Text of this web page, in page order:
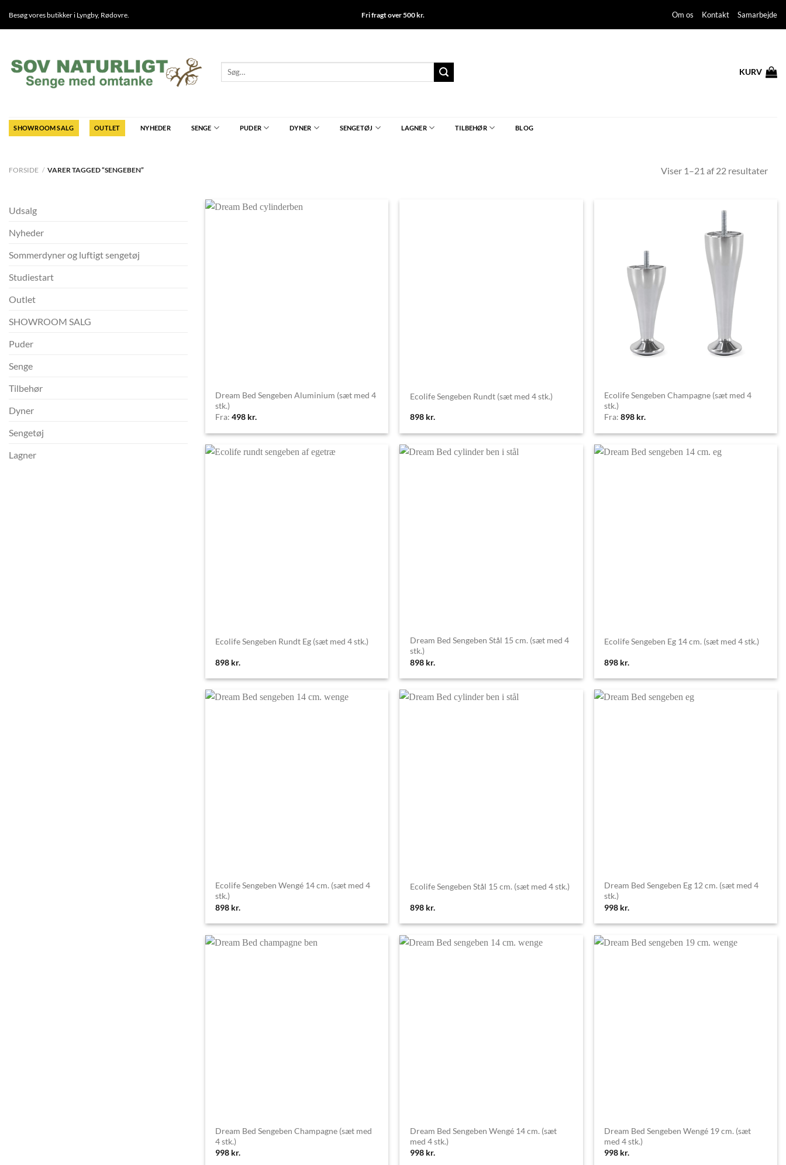
Besøg vores butikker i Lyngby, Rødovre Fri fragt over 500 kr. Om os Kontakt Samarbejde
Søg
efter:
KURV
SHOWROOM SALG OUTLET NYHEDER SENGE PUDER DYNER SENGETØJ LAGNER TILBEHØR BLOG
FORSIDE / VARER TAGGED “SENGEBEN” Viser 1–21 af 22 resultater
Udsalg
Nyheder
Sommerdyner og luftigt sengetøj
Studiestart
Outlet
SHOWROOM SALG
Puder
Senge
Tilbehør
Dyner
Sengetøj
Lagner
Dream Bed Sengeben Aluminium (sæt med 4
stk.)
Fra:498 kr.
Ecolife Sengeben Rundt (sæt med 4 stk.)
898 kr.
Ecolife Sengeben Champagne (sæt med 4
stk.)
Fra:898 kr.
Ecolife Sengeben Rundt Eg (sæt med 4 stk.)
898 kr.
Dream Bed Sengeben Stål 15 cm. (sæt med 4
stk.)
898 kr.
Ecolife Sengeben Eg 14 cm. (sæt med 4 stk.)
898 kr.
Ecolife Sengeben Wengé 14 cm. (sæt med 4
stk.)
898 kr.
Ecolife Sengeben Stål 15 cm. (sæt med 4 stk.)
898 kr.
Dream Bed Sengeben Eg 12 cm. (sæt med 4
stk.)
998 kr.
Dream Bed Sengeben Champagne (sæt med
4 stk.)
998 kr.
Dream Bed Sengeben Wengé 14 cm. (sæt
med 4 stk.)
998 kr.
Dream Bed Sengeben Wengé 19 cm. (sæt
med 4 stk.)
998 kr.